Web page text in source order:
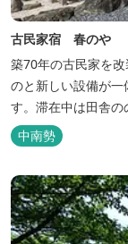
古民家宿 春のや
築70年の古民家を
のと新しい設備が一
す。滞在中は田舎の
しみください。 【時間】 《 チェックイン 》 15：00～20：00の間
にお願いいたします。 《 チ
中南勢